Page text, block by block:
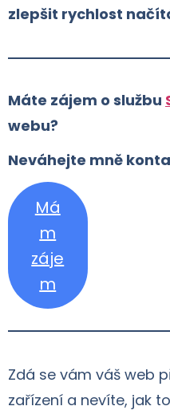
zlepšit rychlost
Máte zájem o službu
webu?
Neváhejte mně
Má
m
záje
m
Zdá se vám váš web
zařízení a nevíte, jak